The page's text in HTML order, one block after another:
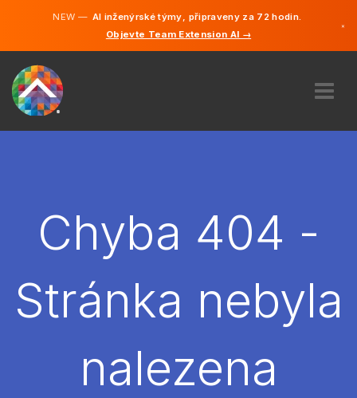
NEW —AI inženýrské týmy, připraveny za 72 hodin.
Objevte Team Extension AI →
×
NAJMOUT
CS
Angličtina
Chyba 404 -
Stránka nebyla
nalezena